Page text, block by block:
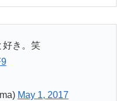
好き。笑
May 1, 2017